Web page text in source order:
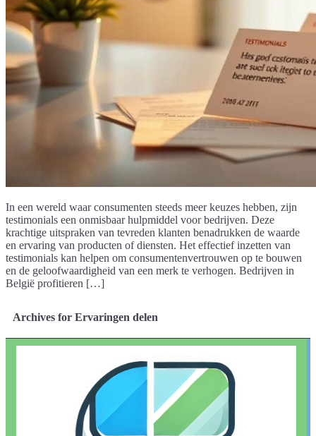
In een wereld waar consumenten steeds meer keuzes hebben, zijn
testimonials een onmisbaar hulpmiddel voor bedrijven. Deze
krachtige uitspraken van tevreden klanten benadrukken de waarde
en ervaring van producten of diensten. Het effectief inzetten van
testimonials kan helpen om consumentenvertrouwen op te bouwen
en de geloofwaardigheid van een merk te verhogen. Bedrijven in
België profitieren […]
Archives for Ervaringen delen